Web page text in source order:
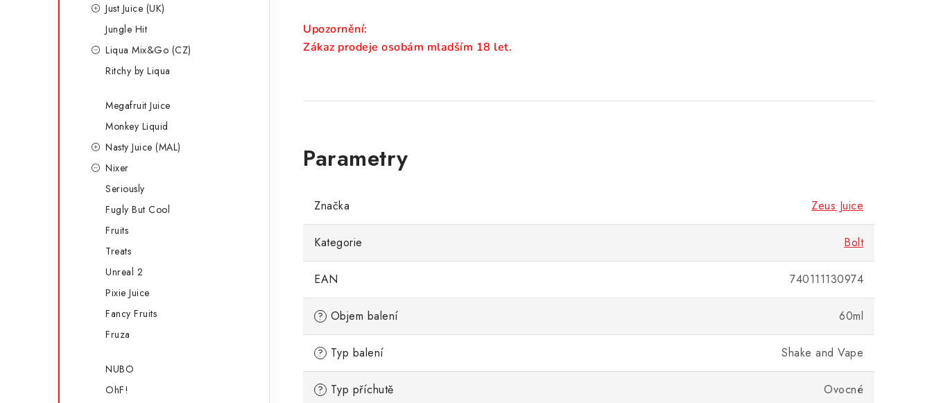
Just Juice (UK)
Jungle Hit
Liqua Mix&Go (CZ)
Ritchy by Liqua
Megafruit Juice
Monkey Liquid
Nasty Juice (MAL)
Nixer
Seriously
Fugly But Cool
Fruits
Treats
Unreal 2
Pixie Juice
Fancy Fruits
Fruza
NUBO
OhF!
Upozornění:
Zákaz prodeje osobám mladším 18 let.
Značka Zeus Juice
Kategorie Bolt
EAN 740111130974
? Objem balení 60ml
? Typ balení Shake and Vape
? Typ příchutě Ovocné